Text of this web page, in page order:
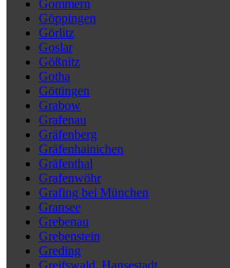
Gommern
Göppingen
Görlitz
Goslar
Gößnitz
Gotha
Göttingen
Grabow
Grafenau
Gräfenberg
Gräfenhainichen
Gräfenthal
Grafenwöhr
Grafing bei München
Gransee
Grebenau
Grebenstein
Greding